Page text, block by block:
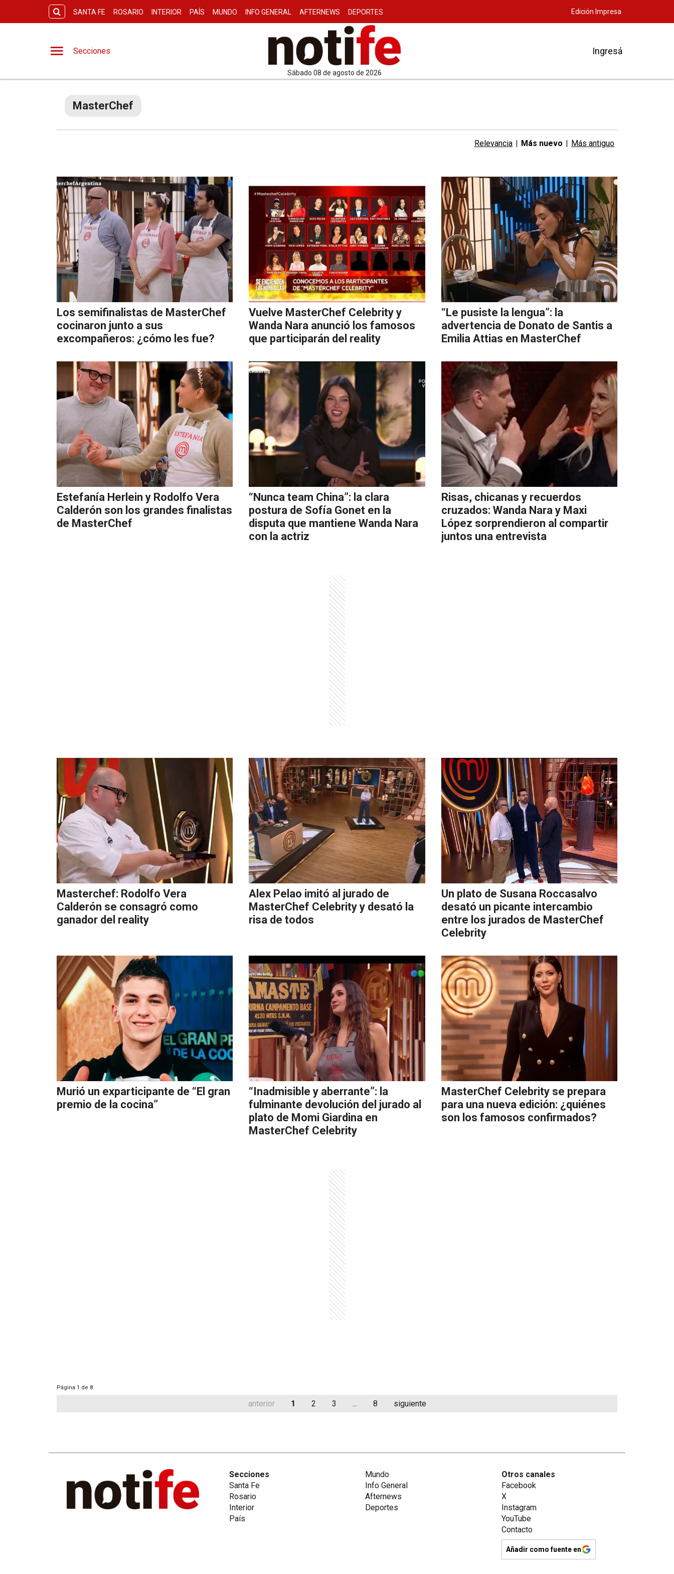
SANTA FE ROSARIO INTERIOR PAÍS MUNDO INFO GENERAL AFTERNEWS DEPORTES Edición Impresa
Secciones
sábado 08 de agosto de 2026
Ingresá
MasterChef
Relevancia | Más nuevo | Más antiguo
Los semifinalistas de MasterChef
cocinaron junto a sus
excompañeros: ¿cómo les fue?
Vuelve MasterChef Celebrity y
Wanda Nara anunció los famosos
que participarán del reality
“Le pusiste la lengua”: la
advertencia de Donato de Santis a
Emilia Attias en MasterChef
Estefanía Herlein y Rodolfo Vera
Calderón son los grandes finalistas
de MasterChef
“Nunca team China”: la clara
postura de Sofía Gonet en la
disputa que mantiene Wanda Nara
con la actriz
Risas, chicanas y recuerdos
cruzados: Wanda Nara y Maxi
López sorprendieron al compartir
juntos una entrevista
Masterchef: Rodolfo Vera
Calderón se consagró como
ganador del reality
Alex Pelao imitó al jurado de
MasterChef Celebrity y desató la
risa de todos
Un plato de Susana Roccasalvo
desató un picante intercambio
entre los jurados de MasterChef
Celebrity
Murió un exparticipante de “El gran
premio de la cocina”
“Inadmisible y aberrante”: la
fulminante devolución del jurado al
plato de Momi Giardina en
MasterChef Celebrity
MasterChef Celebrity se prepara
para una nueva edición: ¿quiénes
son los famosos confirmados?
Página 1 de 8
anterior 1 2 3 ... 8 siguiente
Secciones
Santa Fe
Rosario
Interior
País
Mundo
Info General
Afternews
Deportes
Otros canales
Facebook
X
Instagram
YouTube
Contacto
Añadir como fuente en